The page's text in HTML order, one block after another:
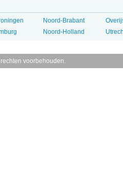
Noord-Brabant
Noord-Holland
voorbehouden.